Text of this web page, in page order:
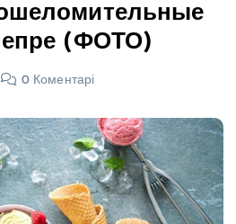
(ФОТО)
0 Коментарі